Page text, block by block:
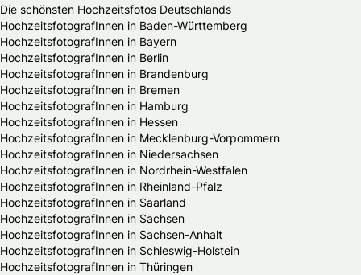
Die schönsten Hochzeitsfotos Deutschlands
HochzeitsfotografInnen in Baden-Württemberg
HochzeitsfotografInnen in Bayern
HochzeitsfotografInnen in Berlin
HochzeitsfotografInnen in Brandenburg
HochzeitsfotografInnen in Bremen
HochzeitsfotografInnen in Hamburg
HochzeitsfotografInnen in Hessen
HochzeitsfotografInnen in Mecklenburg-Vorpommern
HochzeitsfotografInnen in Niedersachsen
HochzeitsfotografInnen in Nordrhein-Westfalen
HochzeitsfotografInnen in Rheinland-Pfalz
HochzeitsfotografInnen in Saarland
HochzeitsfotografInnen in Sachsen
HochzeitsfotografInnen in Sachsen-Anhalt
HochzeitsfotografInnen in Schleswig-Holstein
HochzeitsfotografInnen in Thüringen